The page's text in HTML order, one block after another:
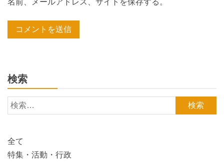
検索
検
索:
全て
特集・活動・行政